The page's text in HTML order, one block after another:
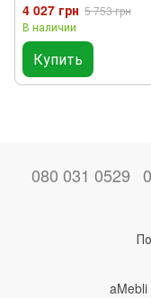
4 027 грн 5 753 грн
В наличии
Купить
080 031 0529